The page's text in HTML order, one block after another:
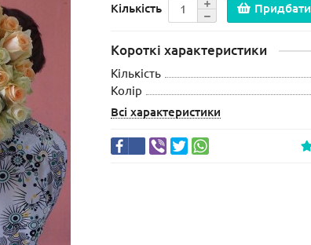
Кількість Придбати
Короткі характеристики
Кількість
Колір
Всі характеристики